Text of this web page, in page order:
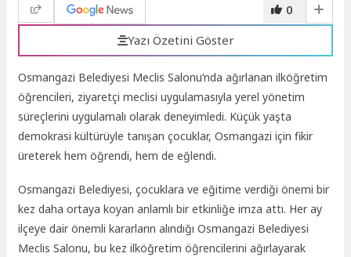
0
Yazı Özetini Göster
Osmangazi Belediyesi Meclis Salonu’nda ağırlanan ilköğretim
öğrencileri, ziyaretçi meclisi uygulamasıyla yerel yönetim
süreçlerini uygulamalı olarak deneyimledi. Küçük yaşta
demokrasi kültürüyle tanışan çocuklar, Osmangazi için fikir
üreterek hem öğrendi, hem de eğlendi.
Osmangazi Belediyesi, çocuklara ve eğitime verdiği önemi bir
kez daha ortaya koyan anlamlı bir etkinliğe imza attı. Her ay
ilçeye dair önemli kararların alındığı Osmangazi Belediyesi
Meclis Salonu, bu kez ilköğretim öğrencilerini ağırlayarak